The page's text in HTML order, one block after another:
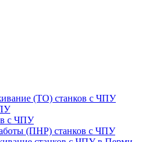
(ТО) станков с ЧПУ
с ЧПУ
(ПНР) станков с ЧПУ